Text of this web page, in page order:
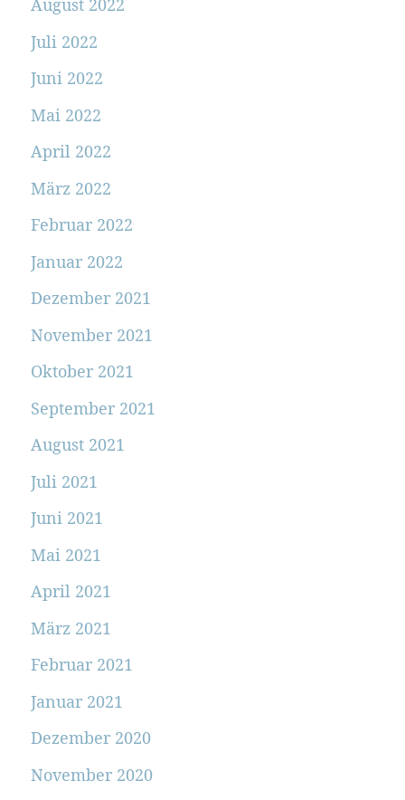
August 2022
Juli 2022
Juni 2022
Mai 2022
April 2022
März 2022
Februar 2022
Januar 2022
Dezember 2021
November 2021
Oktober 2021
September 2021
August 2021
Juli 2021
Juni 2021
Mai 2021
April 2021
März 2021
Februar 2021
Januar 2021
Dezember 2020
November 2020